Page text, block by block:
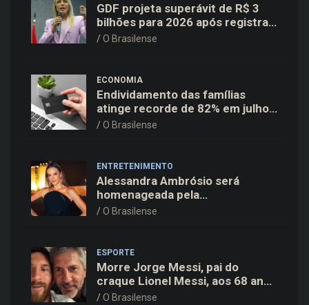
GDF projeta superávit de R$ 3
bilhões para 2026 após registrar
recuo no déficit
O Brasilense
ECONOMIA
Endividamento das famílias
atinge recorde de 82% em julho;
cartão de crédito segue como
O Brasilense
ENTRETENIMENTO
Alessandra Ambrósio será
homenageada pela
BrazilFoundation no New York
O Brasilense
ESPORTE
Morre Jorge Messi, pai do
craque Lionel Messi, aos 68 anos
na Argentina
O Brasilense